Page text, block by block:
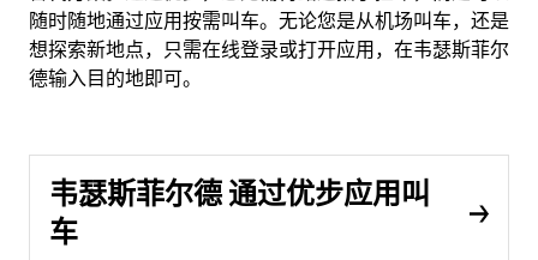
随时随地通过应用按需叫车。无论您是从机场叫车，还是
想探索新地点，只需在线登录或打开应用，在韦瑟斯菲尔
德输入目的地即可。
韦瑟斯菲尔德 通过优步应用叫
车